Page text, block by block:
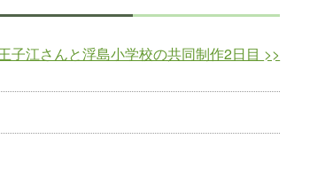
子江さんと浮島小学校の共同制作2日目 >>